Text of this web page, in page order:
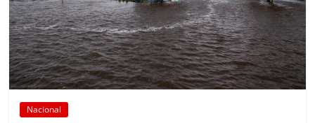
Nacional